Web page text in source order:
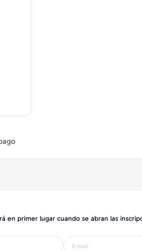
en primer lugar cuando se abran las